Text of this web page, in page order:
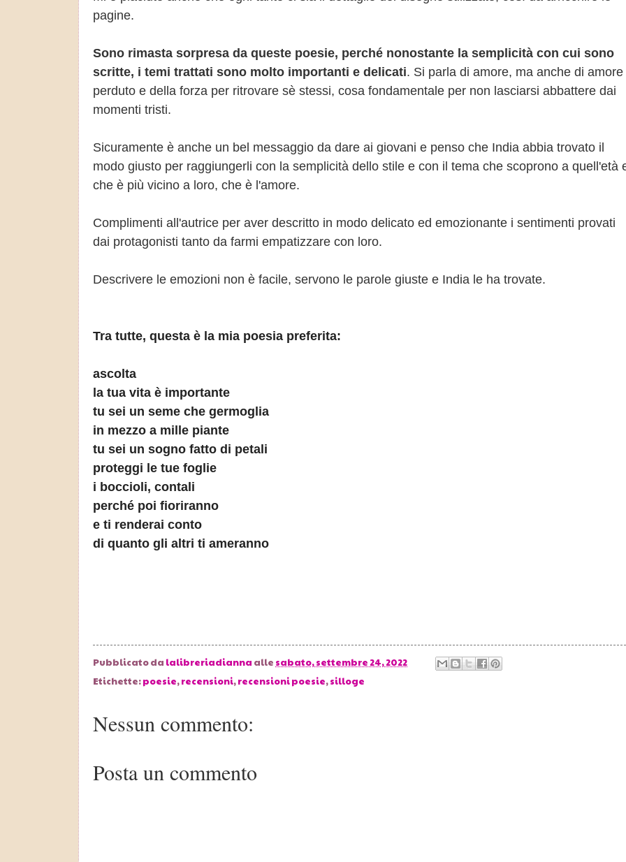
pagine.
Sono rimasta sorpresa da queste poesie, perché nonostante la semplicità con cui sono
scritte, i temi trattati sono molto importanti e delicati. Si parla di amore, ma anche di amore
perduto e della forza per ritrovare sè stessi, cosa fondamentale per non lasciarsi abbattere dai
momenti tristi.
Sicuramente è anche un bel messaggio da dare ai giovani e penso che India abbia trovato il
modo giusto per raggiungerli con la semplicità dello stile e con il tema che scoprono a quell'età
che è più vicino a loro, che è l'amore.
Complimenti all'autrice per aver descritto in modo delicato ed emozionante i sentimenti provati
dai protagonisti tanto da farmi empatizzare con loro.
Descrivere le emozioni non è facile, servono le parole giuste e India le ha trovate.
Tra tutte, questa è la mia poesia preferita:
ascolta
la tua vita è importante
tu sei un seme che germoglia
in mezzo a mille piante
tu sei un sogno fatto di petali
proteggi le tue foglie
i boccioli, contali
perché poi fioriranno
e ti renderai conto
di quanto gli altri ti ameranno
Pubblicato da lalibreriadianna alle sabato, settembre 24, 2022
Etichette:poesie,recensioni,recensioni poesie,silloge
Nessun commento:
Posta un commento